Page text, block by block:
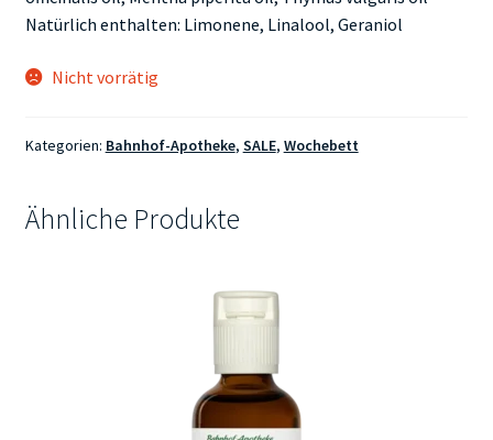
Natürlich enthalten: Limonene, Linalool, Geraniol
Nicht vorrätig
Kategorien: Bahnhof-Apotheke, SALE, Wochebett
Ähnliche Produkte